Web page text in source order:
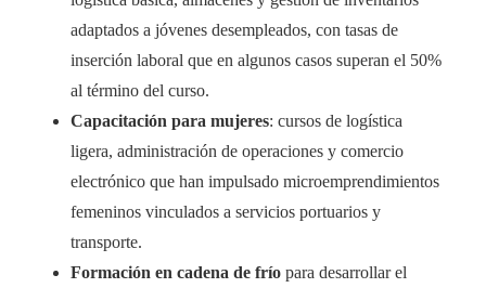
adaptados a jóvenes desempleados, con tasas de
inserción laboral que en algunos casos superan el 50%
al término del curso.
Capacitación para mujeres: cursos de logística
ligera, administración de operaciones y comercio
electrónico que han impulsado microemprendimientos
femeninos vinculados a servicios portuarios y
transporte.
Formación en cadena de frío para desarrollar el